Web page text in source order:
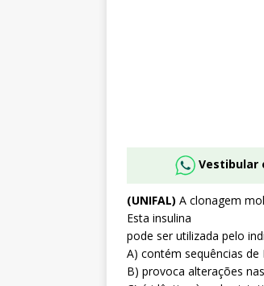
Vestibular
(UNIFAL) A clonagem
Esta insulina
pode ser utilizada pelo
A) contém sequências
B) provoca alterações